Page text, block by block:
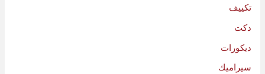
تكييف
دكت
ديكورات
سيراميك